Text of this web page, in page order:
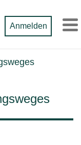
Anmelden